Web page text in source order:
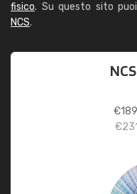
fisico. Su questo sito puoi
NCS.
€
€